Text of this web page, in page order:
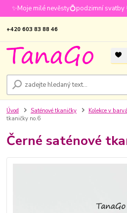
✨Moje milé nevěsty💍podzimní svatby
+420 603 83 88 46
Úvod Saténové tkaničky Kolekce v
tkaničky no.6
Černé saténové